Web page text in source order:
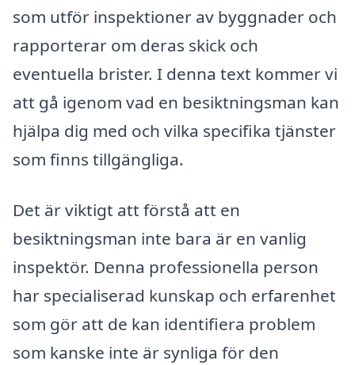
som utför inspektioner av byggnader och
rapporterar om deras skick och
eventuella brister. I denna text kommer vi
att gå igenom vad en besiktningsman kan
hjälpa dig med och vilka specifika tjänster
som finns tillgängliga.
Det är viktigt att förstå att en
besiktningsman inte bara är en vanlig
inspektör. Denna professionella person
har specialiserad kunskap och erfarenhet
som gör att de kan identifiera problem
som kanske inte är synliga för den